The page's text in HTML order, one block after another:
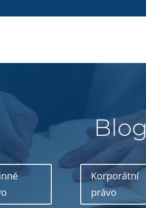
Blog
Korporátní
právo